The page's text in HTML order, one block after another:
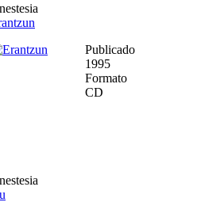
Publicado
1995
Formato
CD